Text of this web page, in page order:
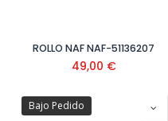
ROLLO NAF NAF-51136207
49,00 €
Bajo Pedido